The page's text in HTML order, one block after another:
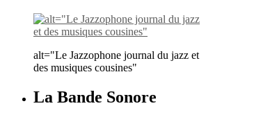
alt="Le Jazzophone journal du jazz et
des musiques cousines"
La Bande Sonore